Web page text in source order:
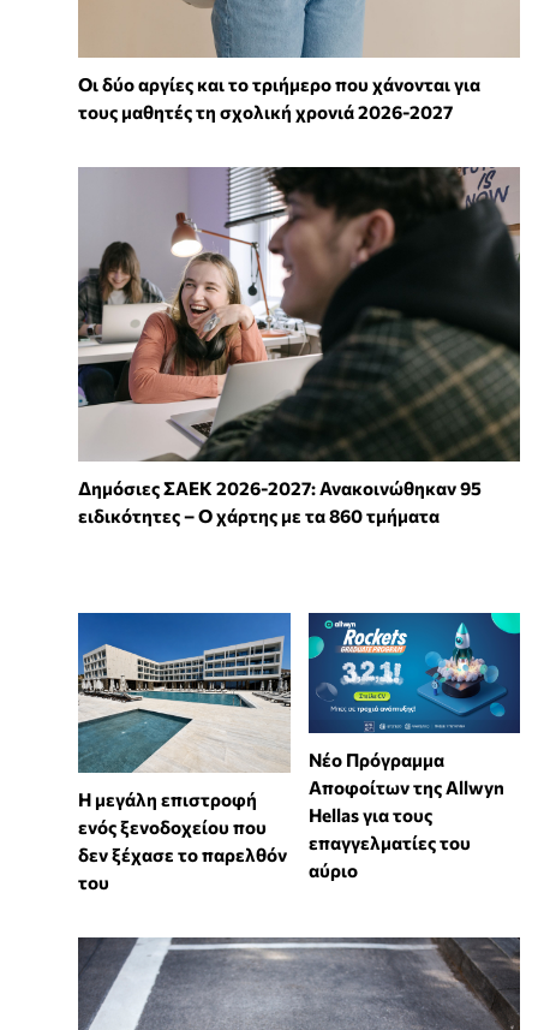
Οι δύο αργίες και το τριήμερο που χάνονται για
τους μαθητές τη σχολική χρονιά 2026-2027
Δημόσιες ΣΑΕΚ 2026-2027: Ανακοινώθηκαν 95
ειδικότητες – Ο χάρτης με τα 860 τμήματα
Η μεγάλη επιστροφή
ενός ξενοδοχείου που
δεν ξέχασε το παρελθόν
του
Νέο Πρόγραμμα
Αποφοίτων της Allwyn
Hellas για τους
επαγγελματίες του
αύριο